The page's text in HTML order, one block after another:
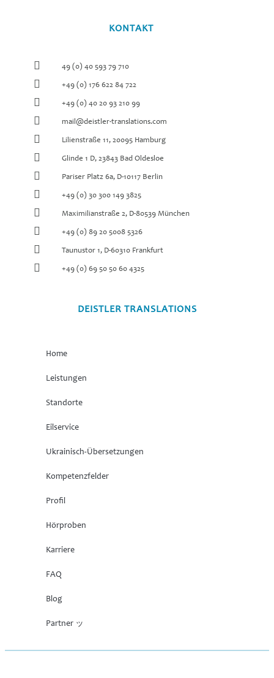
KONTAKT
49 (0) 40 593 79 710
+49 (0) 176 622 84 722
+49 (0) 40 20 93 210 99
mail@deistler-translations.com
Lilienstraße 11, 20095 Hamburg
Glinde 1 D, 23843 Bad Oldesloe
Pariser Platz 6a, D-10117 Berlin
+49 (0) 30 300 149 3825
Maximilianstraße 2, D-80539 München
+49 (0) 89 20 5008 5326
Taunustor 1, D-60310 Frankfurt
+49 (0) 69 50 50 60 4325
DEISTLER TRANSLATIONS
Home
Leistungen
Standorte
Eilservice
Ukrainisch-Übersetzungen
Kompetenzfelder
Profil
Hörproben
Karriere
FAQ
Blog
Partner ッ